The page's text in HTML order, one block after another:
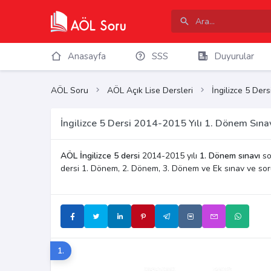
Anasayfa SSS Duyurular
AÖL Soru AÖL Açık Lise Dersleri İngilizce 5
İngilizce 5 Dersi 2014-2015 Yılı 1. Dönem
AÖL İngilizce 5 dersi 2014-2015 yılı 1. Dönem sınavı
dersi 1. Dönem, 2. Dönem, 3. Dönem ve Ek sınav ve
1.